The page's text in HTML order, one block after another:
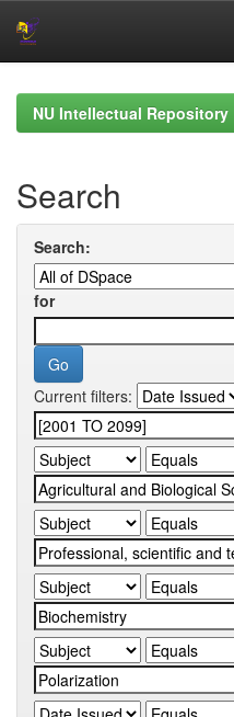
navigationNU Intellectual Repository
Search
Search:
for
Current filters: